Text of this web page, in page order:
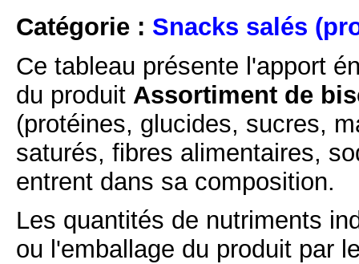
Catégorie : Snacks salés
Ce tableau présente l'apport
du produit Assortiment de
(protéines, glucides, sucres,
saturés, fibres alimentaires,
entrent dans sa composition.
Les quantités de nutriments
ou l'emballage du produit par